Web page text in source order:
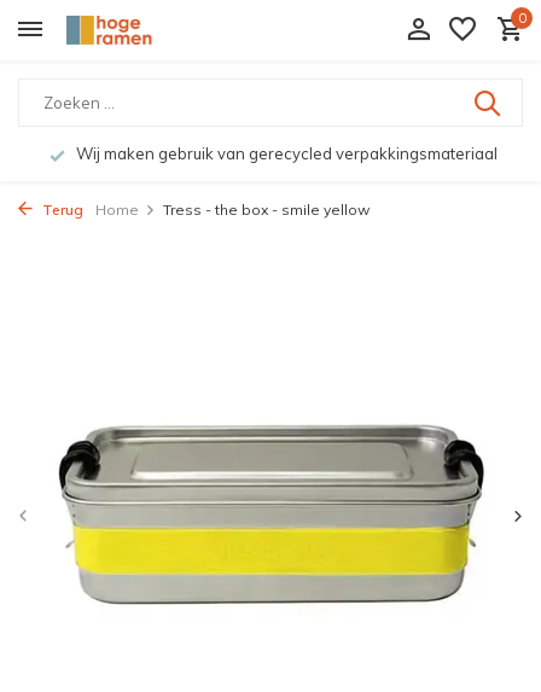
0
Wij maken gebruik van gerecycled verpakkingsmateriaal
Terug Home Tress - the box - smile yellow